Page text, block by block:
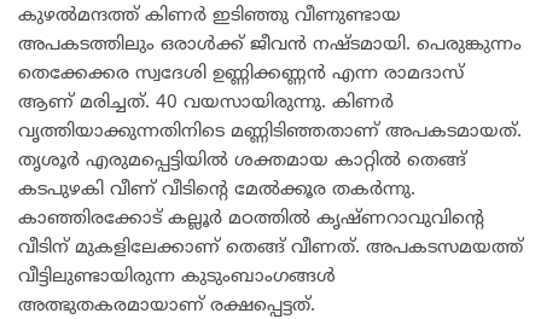
കുഴൽമന്ദത്ത് കിണർ ഇടിഞ്ഞു വീണുണ്ടായ
അപകടത്തിലും ഒരാൾക്ക് ജീവൻ നഷ്ടമായി. പെരുങ്കുന്നം
തെക്കേക്കര സ്വദേശി ഉണ്ണിക്കണ്ണൻ എന്ന രാമദാസ്
ആണ് മരിച്ചത്. 40 വയസായിരുന്നു. കിണർ
വൃത്തിയാക്കുന്നതിനിടെ മണ്ണിടിഞ്ഞതാണ് അപകടമായത്.
തൃശൂർ എരുമപ്പെട്ടിയിൽ ശക്തമായ കാറ്റിൽ തെങ്ങ്
കടപുഴകി വീണ് വീടിന്റെ മേൽക്കൂര തകർന്നു.
കാഞ്ഞിരക്കോട് കല്ലൂർ മഠത്തിൽ കൃഷ്ണറാവുവിന്റെ
വീടിന് മുകളിലേക്കാണ് തെങ്ങ് വീണത്. അപകടസമയത്ത്
വീട്ടിലുണ്ടായിരുന്ന കുടുംബാംഗങ്ങൾ
അത്ഭുതകരമായാണ് രക്ഷപ്പെട്ടത്.